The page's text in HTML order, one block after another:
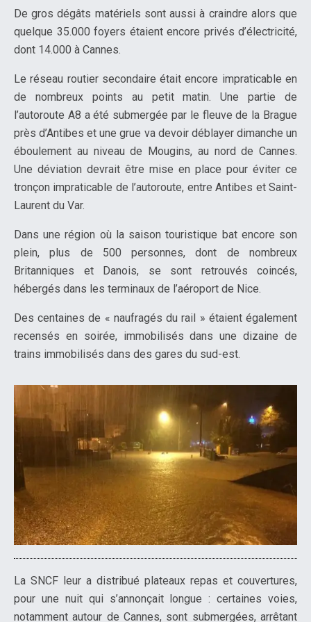
De gros dégâts matériels sont aussi à craindre alors que
quelque 35.000 foyers étaient encore privés d’électricité,
dont 14.000 à Cannes.
Le réseau routier secondaire était encore impraticable en
de nombreux points au petit matin. Une partie de
l’autoroute A8 a été submergée par le fleuve de la Brague
près d’Antibes et une grue va devoir déblayer dimanche un
éboulement au niveau de Mougins, au nord de Cannes.
Une déviation devrait être mise en place pour éviter ce
tronçon impraticable de l’autoroute, entre Antibes et Saint-
Laurent du Var.
Dans une région où la saison touristique bat encore son
plein, plus de 500 personnes, dont de nombreux
Britanniques et Danois, se sont retrouvés coincés,
hébergés dans les terminaux de l’aéroport de Nice.
Des centaines de « naufragés du rail » étaient également
recensés en soirée, immobilisés dans une dizaine de
trains immobilisés dans des gares du sud-est.
La SNCF leur a distribué plateaux repas et couvertures,
pour une nuit qui s’annonçait longue : certaines voies,
notamment autour de Cannes, sont submergées, arrêtant